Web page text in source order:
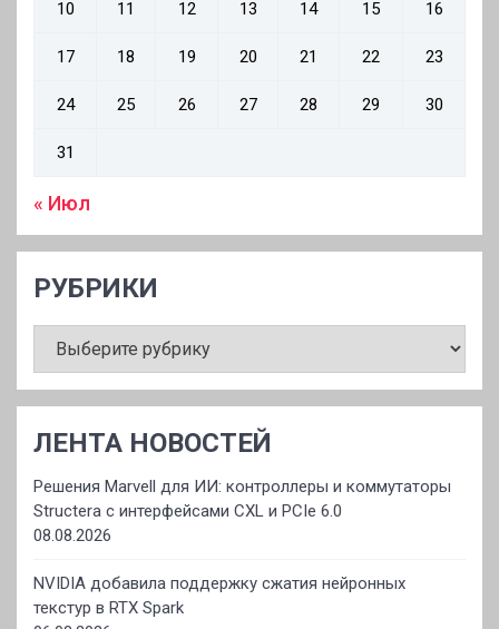
10 11 12 13 14 15 16
17 18 19 20 21 22 23
24 25 26 27 28 29 30
31
« Июл
РУБРИКИ
ЛЕНТА НОВОСТЕЙ
Решения Marvell для ИИ: контроллеры и коммутаторы
Structera с интерфейсами CXL и PCIe 6.0
08.08.2026
NVIDIA добавила поддержку сжатия нейронных
текстур в RTX Spark